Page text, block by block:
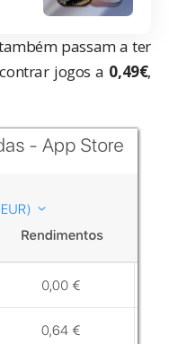
passam a ter
jogos a 0,49€,